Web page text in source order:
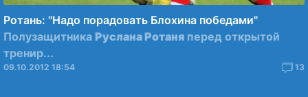
Ротань: "Надо порадовать Блохина победами"
Полузащитника Руслана Ротаня перед открытой
тренир...
09.10.2012 18:54 13